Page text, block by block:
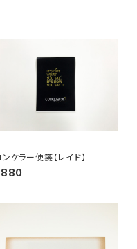
ンケラー便箋【レイド】